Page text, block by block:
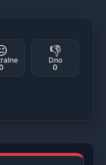
👎
Dno
0